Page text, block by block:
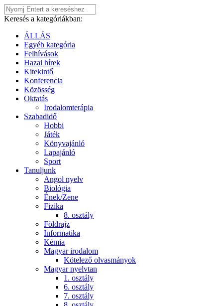
Keresés a kategóriákban:
ÁLLÁS
Egyéb kategória
Felhívások
Hazai hírek
Kitekintő
Konferencia
Közösség
Oktatás
Irodalomterápia
Szabadidő
Hobbi
Játék
Könyvajánló
Lapajánló
Sport
Tanuljunk
Angol nyelv
Biológia
Ének/Zene
Fizika
8. osztály
Földrajz
Informatika
Kémia
Magyar irodalom
Kötelező olvasmányok
Magyar nyelvtan
1. osztály
6. osztály
7. osztály